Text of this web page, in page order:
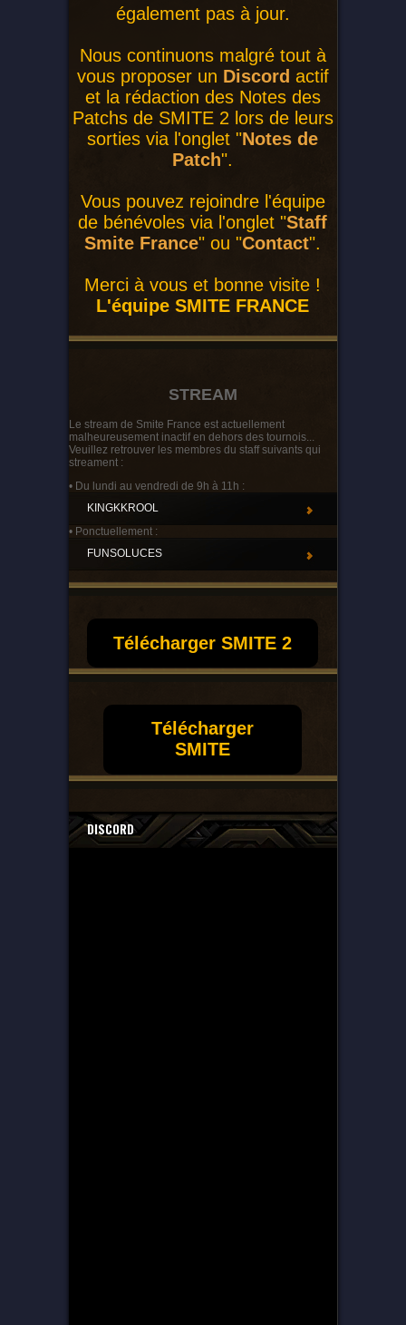
également pas à jour.
Nous continuons malgré tout à
vous proposer un Discord actif
et la rédaction des Notes des
Patchs de SMITE 2 lors de leurs
sorties via l'onglet "Notes de
Patch".
Vous pouvez rejoindre l'équipe
de bénévoles via l'onglet "Staff
Smite France" ou "Contact".
Merci à vous et bonne visite !
L'équipe SMITE FRANCE
STREAM
Le stream de Smite France est actuellement
malheureusement inactif en dehors des tournois...
Veuillez retrouver les membres du staff suivants qui
streament :
• Du lundi au vendredi de 9h à 11h :
KINGKKROOL
• Ponctuellement :
FUNSOLUCES
Télécharger SMITE 2
Télécharger
SMITE
DISCORD